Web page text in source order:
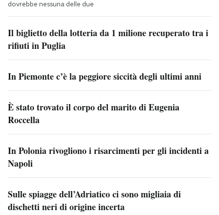
dovrebbe nessuna delle due
Il biglietto della lotteria da 1 milione recuperato tra i
rifiuti in Puglia
In Piemonte c’è la peggiore siccità degli ultimi anni
È stato trovato il corpo del marito di Eugenia
Roccella
In Polonia rivogliono i risarcimenti per gli incidenti a
Napoli
Sulle spiagge dell’Adriatico ci sono migliaia di
dischetti neri di origine incerta